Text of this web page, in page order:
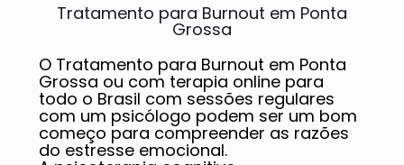
Tratamento para Burnout em Ponta
Grossa
O Tratamento para Burnout em Ponta
Grossa ou com terapia online para
todo o Brasil com sessões regulares
com um psicólogo podem ser um bom
começo para compreender as razões
do estresse emocional.